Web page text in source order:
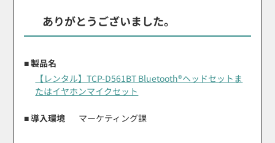
ありがとうございました。
■ 製品名
【レンタル】TCP-D561BT Bluetooth®ヘッドセットま
たはイヤホンマイクセット
■ 導入環境 マーケティング課